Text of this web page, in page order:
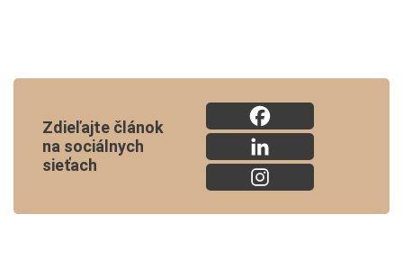
Zdieľajte článok
na sociálnych
sieťach